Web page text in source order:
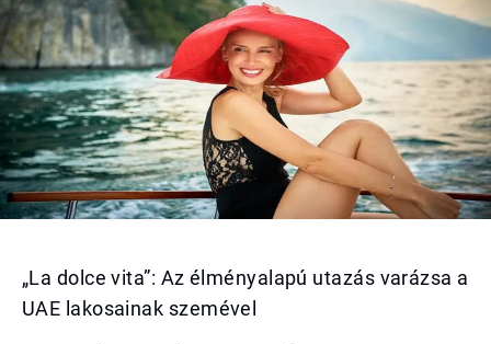
„La dolce vita”: Az élményalapú utazás varázsa a
UAE lakosainak szemével